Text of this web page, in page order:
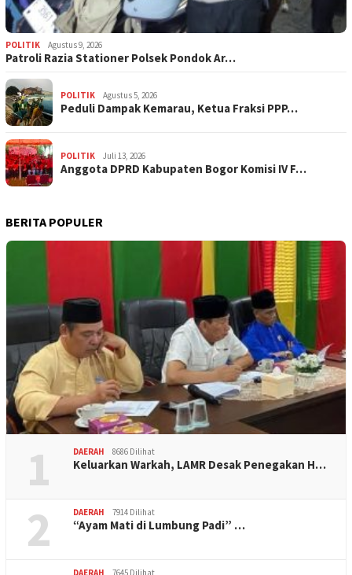
POLITIK Agustus 9, 2026
Patroli Razia Stationer Polsek Pondok Ar…
POLITIK Agustus 5, 2026
‎Peduli Dampak Kemarau, Ketua Fraksi PPP…
POLITIK Juli 13, 2026
Anggota DPRD Kabupaten Bogor Komisi IV F…
BERITA POPULER
1 DAERAH 8686 Dilihat
Keluarkan Warkah, LAMR Desak Penegakan H…
2 DAERAH 7914 Dilihat
“Ayam Mati di Lumbung Padi” …
DAERAH 7645 Dilihat